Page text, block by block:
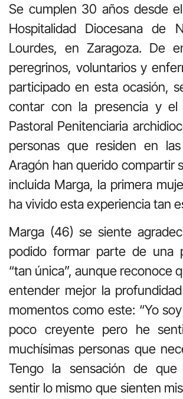
Se cumplen 30 años desde
Hospitalidad Diocesana de
Lourdes, en Zaragoza. De
peregrinos, voluntarios y
participado en esta ocasión,
contar con la presencia y
Pastoral Penitenciaria
personas que residen en
Aragón han querido compartir
incluida Marga, la primera
ha vivido esta experiencia tan
Marga (46) se siente
podido formar parte de una
“tan única”, aunque reconoce
entender mejor la
momentos como este: “Yo
poco creyente pero he
muchísimas personas que
Tengo la sensación de que
sentir lo mismo que sienten